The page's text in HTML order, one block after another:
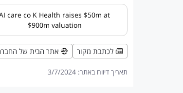
care co K Health raises $50m at
$900m valuation
לכתבת מקור אתר הבית של
תאריך דיווח באתר: 3/7/2024